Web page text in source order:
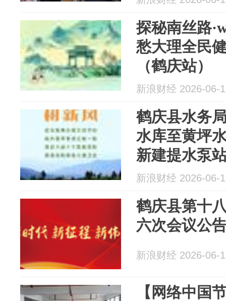
探秘南丝路
愁大理全民
（鹤庆站）
新浪财经 2026-06-
鹤庆县水务
水库至黄坪
新建提水泵
新浪财经 2026-06-
鹤庆县第十
六次会议公
新浪财经 2026-06-
【网络中国